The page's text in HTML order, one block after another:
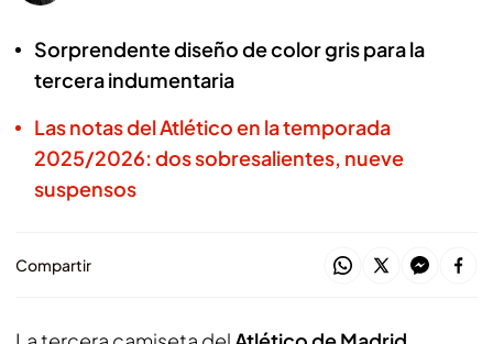
Sorprendente diseño de color gris para la
tercera indumentaria
Las notas del Atlético en la temporada
2025/2026: dos sobresalientes, nueve
suspensos
Compartir